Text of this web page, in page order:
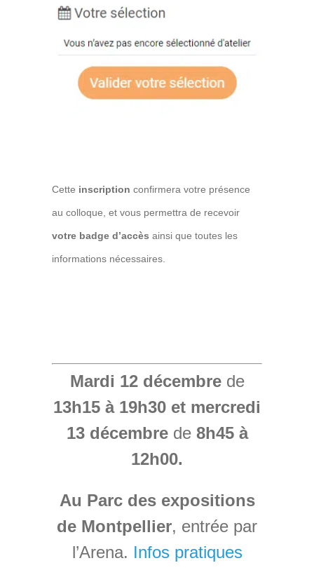
Cette inscription confirmera votre présence
au colloque, et vous permettra de recevoir
votre badge d’accès ainsi que toutes les
informations nécessaires.
Mardi 12 décembre de
13h15 à 19h30 et mercredi
13 décembre de 8h45 à
12h00.
Au Parc des expositions
de Montpellier, entrée par
l’Arena. Infos pratiques